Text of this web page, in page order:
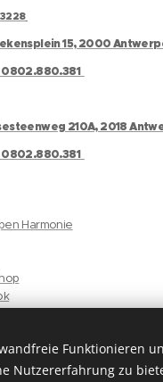
15, 2000
0802.880.381
210A, 2018
0802.880.381
Harmonie
Funktionieren
Nutzererfahrung zu